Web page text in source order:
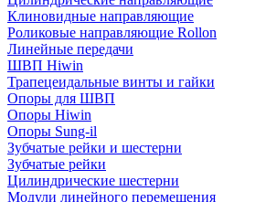
Клиновидные направляющие
Роликовые направляющие Rollon
Линейные передачи
ШВП Hiwin
Трапецеидальные винты и гайки
Опоры для ШВП
Опоры Hiwin
Опоры Sung-il
Зубчатые рейки и шестерни
Зубчатые рейки
Цилиндрические шестерни
Модули линейного перемещения